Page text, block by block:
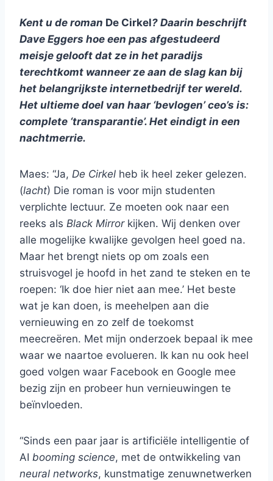
Kent u de roman De Cirkel? Daarin beschrijft
Dave Eggers hoe een pas afgestudeerd
meisje gelooft dat ze in het paradijs
terechtkomt wanneer ze aan de slag kan bij
het belangrijkste internetbedrijf ter wereld.
Het ultieme doel van haar ‘bevlogen’ ceo’s is:
complete ‘transparantie’. Het eindigt in een
nachtmerrie.
Maes: “Ja, De Cirkel heb ik heel zeker gelezen.
(lacht) Die roman is voor mijn studenten
verplichte lectuur. Ze moeten ook naar een
reeks als Black Mirrorkijken. Wij denken over
alle mogelijke kwalijke gevolgen heel goed na.
Maar het brengt niets op om zoals een
struisvogel je hoofd in het zand te steken en te
roepen: ‘Ik doe hier niet aan mee.’ Het beste
wat je kan doen, is meehelpen aan die
vernieuwing en zo zelf de toekomst
meecreëren. Met mijn onderzoek bepaal ik mee
waar we naartoe evolueren. Ik kan nu ook heel
goed volgen waar Facebook en Google mee
bezig zijn en probeer hun vernieuwingen te
beïnvloeden.
“Sinds een paar jaar is artificiële intelligentie of
AI booming science, met de ontwikkeling van
neural networks, kunstmatige zenuwnetwerken